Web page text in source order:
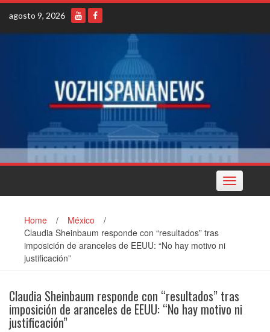
Skip
content
agosto 9, 2026
Toggle
navigation
Home / México
/
Claudia Sheinbaum responde con “resultados” tras
imposición de aranceles de EEUU: “No hay motivo ni
justificación”
Claudia Sheinbaum responde con “resultados” tras
imposición de aranceles de EEUU: “No hay motivo ni
justificación”